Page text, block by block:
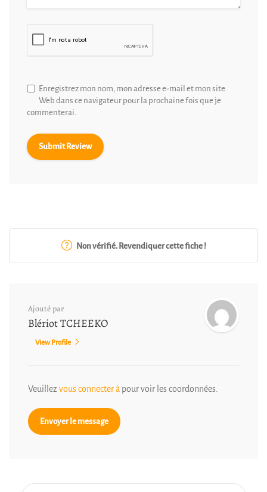
Enregistrez mon nom, mon adresse e-mail et mon site
Web dans ce navigateur pour la prochaine fois que je
commenterai.
Non vérifié. Revendiquer cette fiche !
Ajouté par
Blériot TCHEEKO
View Profile
Veuillez vous connecter à pour voir les coordonnées.
Envoyer le message